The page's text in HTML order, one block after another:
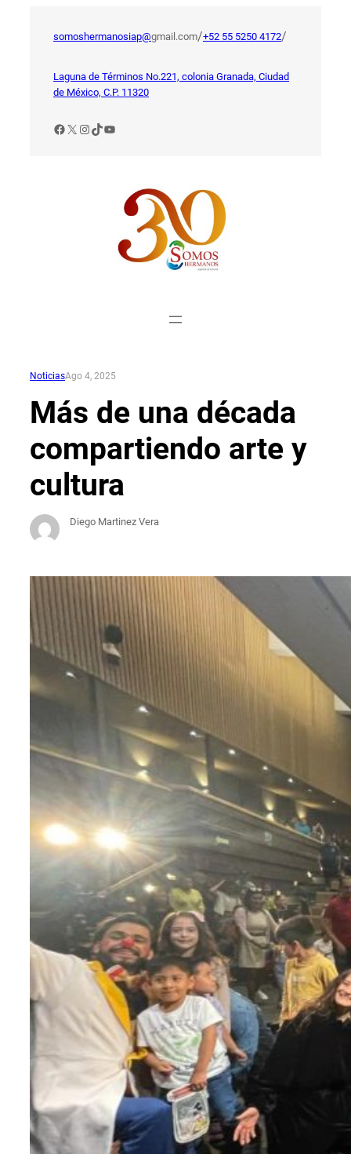
somoshermanosiap@gmail.com/+52 55 5250 4172/
Laguna de Términos No.221, colonia Granada, Ciudad
de México, C.P. 11320
Facebook
X Instagram
TikTok
YouTube
NoticiasAgo 4, 2025
Más de una década
compartiendo arte y
cultura
Diego Martinez Vera